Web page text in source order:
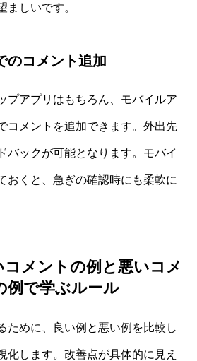
ましいです。
のコメント追加
プアプリはもちろん、モバイルア
コメントを追加できます。外出先
バックが可能となります。モバイ
おくと、急ぎの確認時にも柔軟に
コメントの例と悪いコメ
例で学ぶルール
ために、良い例と悪い例を比較し
化します。改善点が具体的に見え